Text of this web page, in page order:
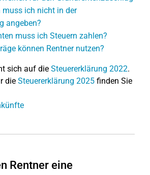
muss ich nicht in der
angeben?
muss ich Steuern zahlen?
können Rentner nutzen?
sich auf die Steuererklärung 2022.
die Steuererklärung 2025 finden Sie
Rentner eine